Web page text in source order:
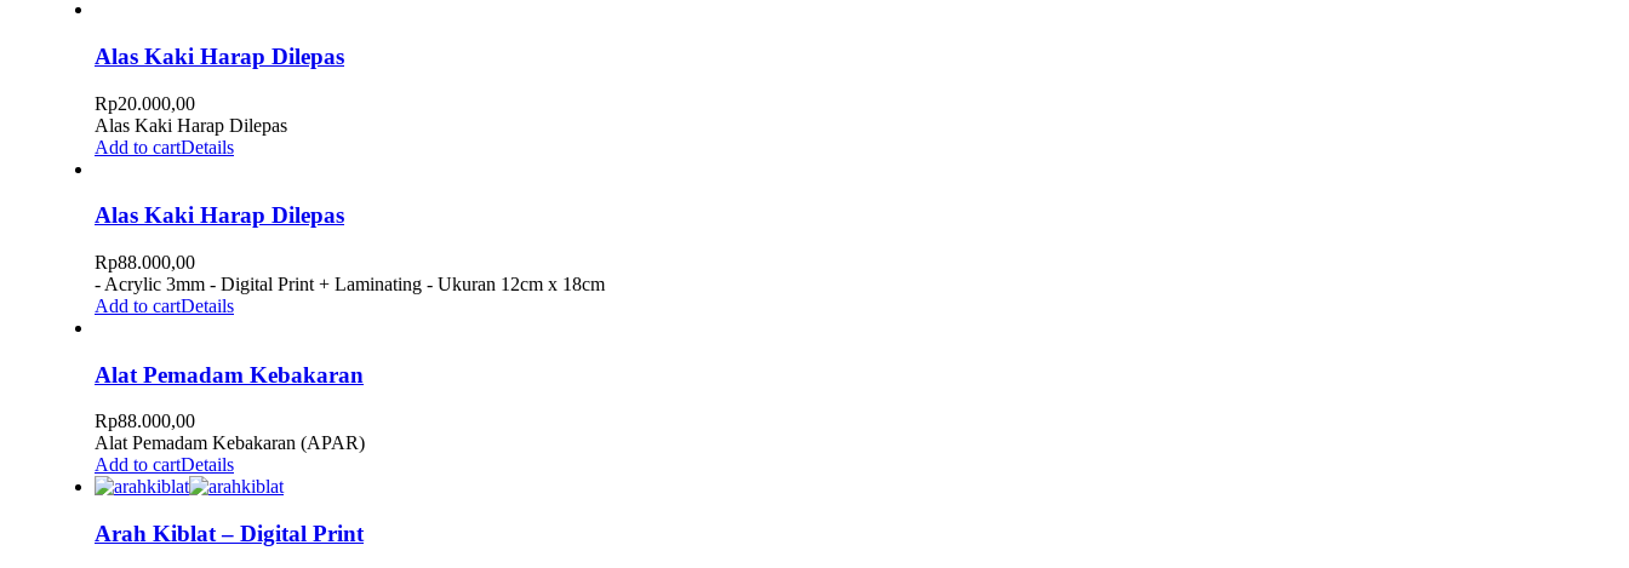
Alas Kaki Harap Dilepas
Rp20.000,00
Alas Kaki Harap Dilepas
Add to cartDetails
Alas Kaki Harap Dilepas
Rp88.000,00
- Acrylic 3mm - Digital Print + Laminating - Ukuran 12cm x 18cm
Add to cartDetails
Alat Pemadam Kebakaran
Rp88.000,00
Alat Pemadam Kebakaran (APAR)
Add to cartDetails
Arah Kiblat – Digital Print